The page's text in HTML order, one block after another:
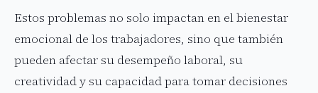
Estos problemas no solo impactan en el bienestar
emocional de los trabajadores, sino que también
pueden afectar su desempeño laboral, su
creatividad y su capacidad para tomar decisiones